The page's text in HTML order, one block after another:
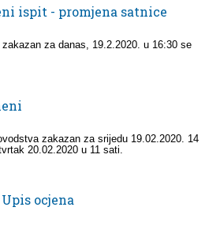
ispit - promjena satnice
za danas, 19.2.2020. u 16:30 se
zakazan za srijedu 19.02.2020. 14
20.02.2020 u 11 sati.
ocjena